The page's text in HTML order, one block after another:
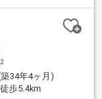
2
34年4ヶ月)
歩5.4km